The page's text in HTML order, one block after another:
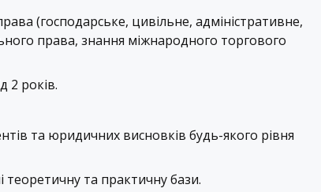
(господарське, цивільне, адміністративне,
права, знання міжнародного торгового
2 років.
та юридичних висновків будь-якого рівня
теоретичну та практичну бази.